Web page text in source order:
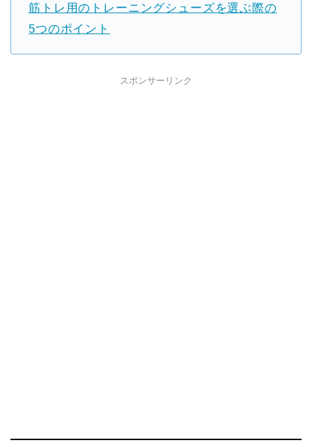
筋トレ用のトレーニングシューズを選ぶ際の
5つのポイント
スポンサーリンク